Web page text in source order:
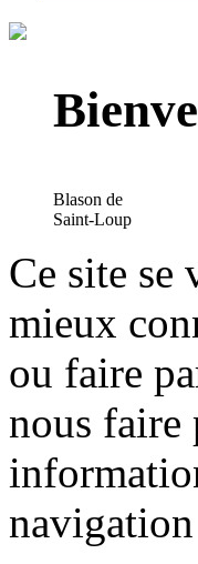
Blason de
Saint-Loup
Ce site se
mieux
ou faire
nous faire